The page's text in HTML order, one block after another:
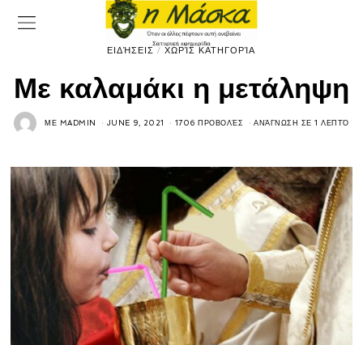
ΕΙΔΉΣΕΙΣ / ΧΩΡΊΣ ΚΑΤΗΓΟΡΊΑ
Με καλαμάκι η μετάληψη
ΜΕ MADMIN JUNE 9, 2021 1706 ΠΡΟΒΟΛΈΣ ΑΝΆΓΝΩΣΗ ΣΕ 1 ΛΕΠΤΌ